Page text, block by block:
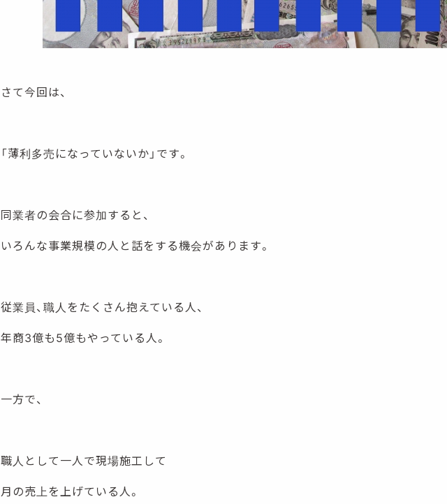
さて今回は、
「薄利多売になっていないか」です。
同業者の会合に参加すると、
いろんな事業規模の人と話をする機会があります。
従業員、職人をたくさん抱えている人、
年商3億も5億もやっている人。
一方で、
職人として一人で現場施工して
月の売上を上げている人。